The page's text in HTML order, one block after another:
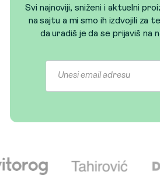
Svi najnoviji, sniženi i aktuelni
na sajtu a mi smo ih izdvojili za
da uradiš je da se prijaviš na